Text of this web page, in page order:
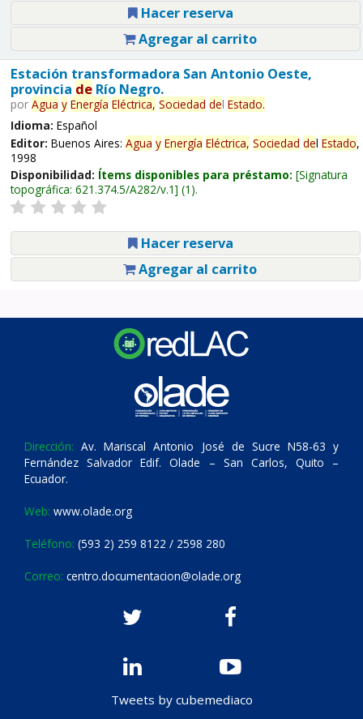
Hacer reserva
Agregar al carrito
Estación transformadora San Antonio Oeste,
provincia deRío Negro.
por Agua y Energía Eléctrica, Sociedad del Estado.
Idioma: Español
Editor: Buenos Aires: Agua y Energía Eléctrica, Sociedad del Estado,
1998
Disponibilidad: Ítems disponibles para préstamo: Signatura
topográfica: 621.374.5/A282/v.1 (1).
Hacer reserva
Agregar al carrito
Dirección: Av. Mariscal Antonio José de Sucre N58-63 y
Fernández Salvador Edif. Olade – San Carlos, Quito –
Ecuador.
Web: www.olade.org
Teléfono: (593 2) 259 8122 / 2598 280
Correo: centro.documentacion@olade.org
Tweets by cubemediaco